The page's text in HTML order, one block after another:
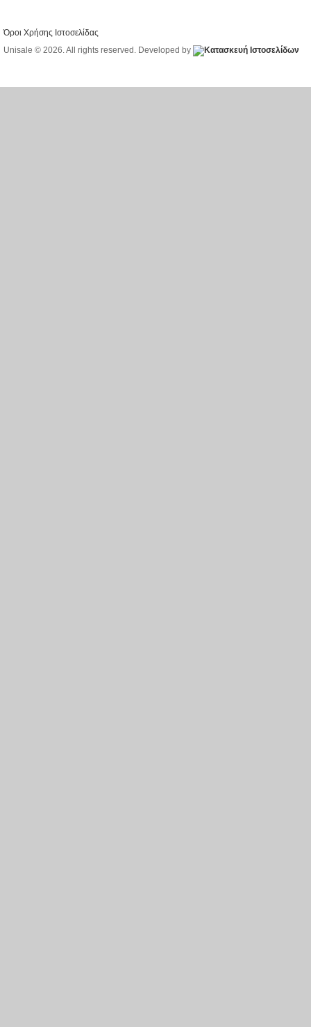
Όροι Χρήσης Ιστοσελίδας
Unisale © 2026. All rights reserved. Developed by